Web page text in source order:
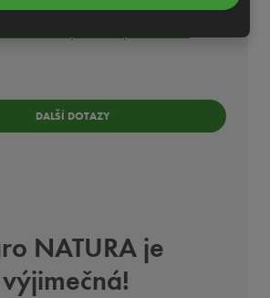
DALŠÍ DOTAZY
NATURA je
výjimečná!